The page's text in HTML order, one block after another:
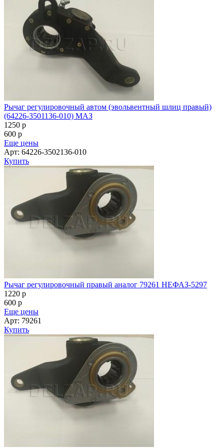
Рычаг регулировочный автом (эвольвентный шлиц правый)
(64226-3501136-010) МАЗ
1250 p
600 p
Еще цены
Арт: 64226-3502136-010
Купить
Рычаг регулировочный правый аналог 79261 НЕФАЗ-5297
1220 p
600 p
Еще цены
Арт: 79261
Купить